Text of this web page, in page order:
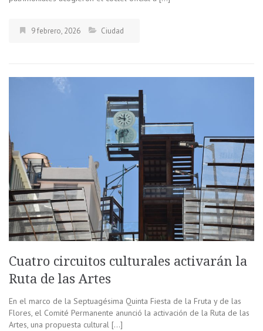
9 febrero, 2026 Ciudad
Cuatro circuitos culturales activarán la
Ruta de las Artes
En el marco de la Septuagésima Quinta Fiesta de la Fruta y de las
Flores, el Comité Permanente anunció la activación de la Ruta de las
Artes, una propuesta cultural […]